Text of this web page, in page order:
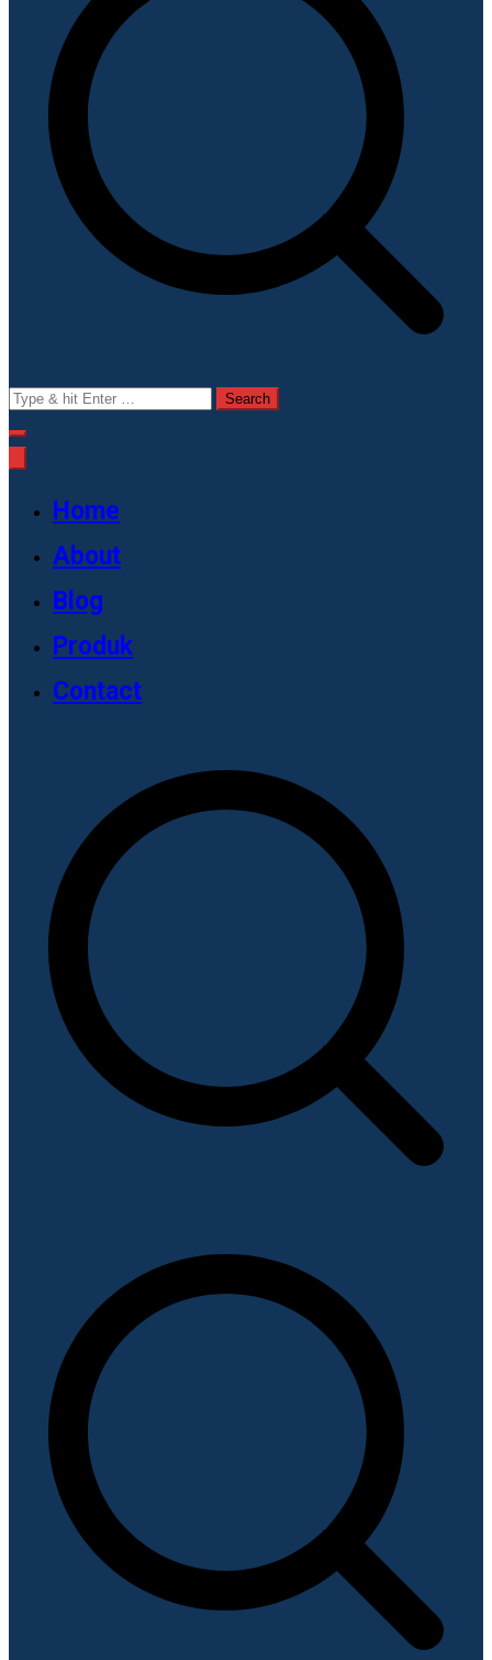
Search
for:
Home
About
Blog
Produk
Contact